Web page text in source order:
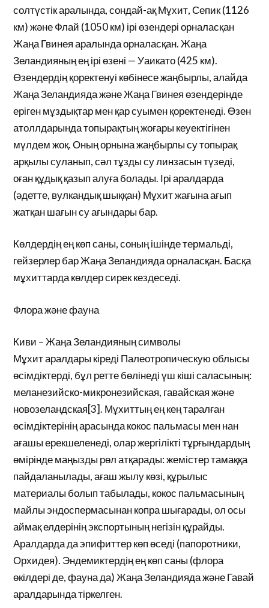
солтүстік аралында, сондай-ақ Мұхит, Сепик (1126
км) және Флай (1050 км) ірі өзендері орналасқан
Жаңа Гвинея аралында орналасқан. Жаңа
Зеландияның ең ірі өзені — Уаикато (425 км).
Өзендердің қоректенуі көбінесе жаңбырлы, алайда
Жаңа Зеландияда және Жаңа Гвинея өзендерінде
еріген мұздықтар мен қар суымен қоректенеді. Өзен
атоллдарында топырақтың жоғары кеуектігінен
мүлдем жоқ. Оның орнына жаңбырлы су топырақ
арқылы суланып, сәл тұзды су линзасын түзеді,
оған құдық қазып алуға болады. Ірі аралдарда
(әдетте, вулкандық шыққан) Мұхит жағына ағып
жатқан шағын су ағындары бар.
Көлдердің ең көп саны, соның ішінде термальді,
гейзерлер бар Жаңа Зеландияда орналасқан. Басқа
мұхиттарда көлдер сирек кездеседі.
Флора және фауна
Киви – Жаңа Зеландияның символы
Мұхит аралдары кіреді Палеотропическую облысы
өсімдіктерді, бұл ретте бөлінеді үш кіші саласының:
меланезийско-микронезийская, гавайская және
новозеландская[3]. Мұхиттың ең кең таралған
өсімдіктерінің арасында кокос пальмасы мен нан
ағашы ерекшеленеді, олар жергілікті тұрғындардың
өмірінде маңызды рөл атқарады: жемістер тамаққа
пайдаланылады, ағаш жылу көзі, құрылыс
материалы болып табылады, кокос пальмасының
майлы эндоспермасынан копра шығарады, ол осы
аймақ елдерінің экспортының негізін құрайды.
Аралдарда да эпифиттер көп өседі (папоротники,
Орхидея). Эндемиктердің ең көп саны (флора
өкілдері де, фауна да) Жаңа Зеландияда және Гавай
аралдарында тіркелген.